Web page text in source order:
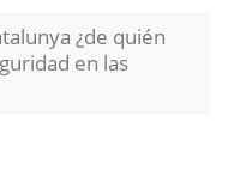
¿de quién
en las